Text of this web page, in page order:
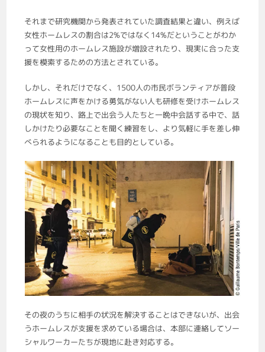
それまで研究機関から発表されていた調査結果と違い、例えば
女性ホームレスの割合は2%ではなく14%だということがわか
って女性用のホームレス施設が増設されたり、現実に合った支
援を模索するための方法とされている。
しかし、それだけでなく、1500人の市民ボランティアが普段
ホームレスに声をかける勇気がない人も研修を受けホームレス
の現状を知り、路上で出会う人たちと一晩中会話する中で、話
しかけたり必要なことを聞く練習をし、より気軽に手を差し伸
べられるようになることも目的としている。
その夜のうちに相手の状況を解決することはできないが、出会
うホームレスが支援を求めている場合は、本部に連絡してソー
シャルワーカーたちが現地に赴き対応する。